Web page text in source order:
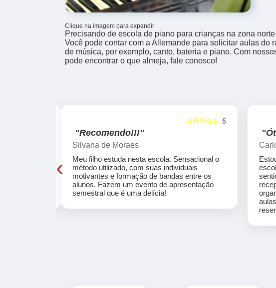
Clique na imagem para expandir
Precisando de escola de piano para crianças na zona
Você pode contar com a Allemande para solicitar aulas do
de música, por exemplo, canto, bateria e piano. Com
pode encontrar o que almeja, fale conosco!
5
☆☆☆☆☆
"Recomendo!!!"
Silvana de Moraes
Meu filho estuda nesta escola. Sensacional o
método utilizado, com suas individuais
motivantes e formação de bandas entre os
alunos. Fazem um evento de apresentação
semestral que é uma delícia!
‹